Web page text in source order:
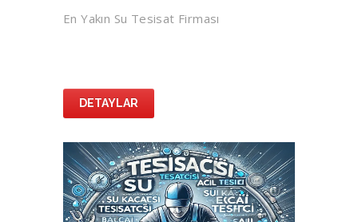
En Yakın Su Tesisat Firması
DETAYLAR